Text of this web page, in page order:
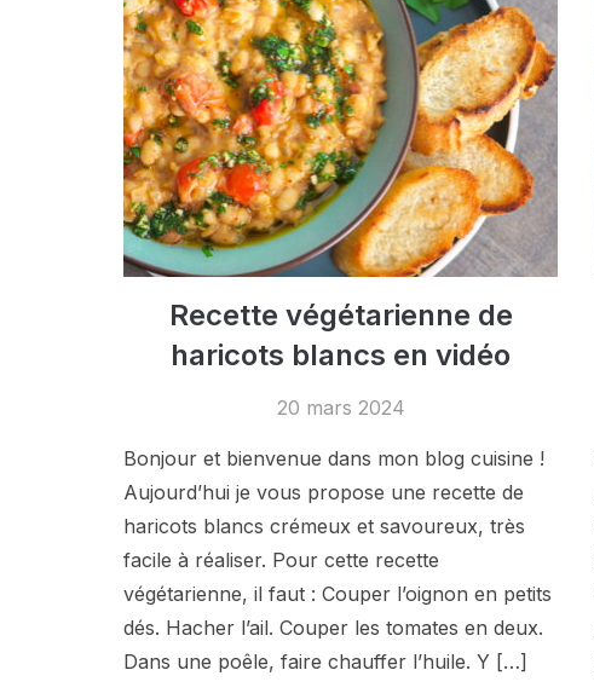
Recette végétarienne de
haricots blancs en vidéo
20 mars 2024
Bonjour et bienvenue dans mon blog cuisine !
Aujourd’hui je vous propose une recette de
haricots blancs crémeux et savoureux, très
facile à réaliser. Pour cette recette
végétarienne, il faut : Couper l’oignon en petits
dés. Hacher l’ail. Couper les tomates en deux.
Dans une poêle, faire chauffer l’huile. Y […]